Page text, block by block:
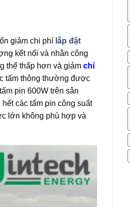
giảm chi phí lắp đặt
kết nối và nhân công
thể thấp hơn và giảm chỉ
tấm thông thường được
pin 600W trên sân
các tấm pin công suất
lớn không phù hợp và